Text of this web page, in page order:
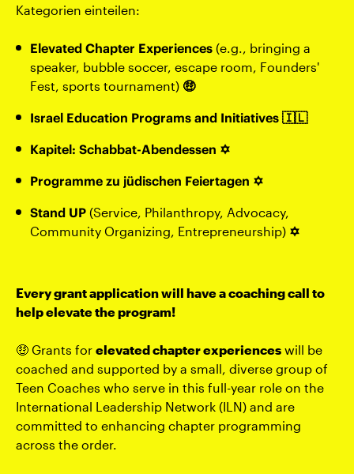
Kategorien einteilen:
Elevated Chapter Experiences (e.g., bringing a
speaker, bubble soccer, escape room, Founders'
Fest, sports tournament) 🤑
Israel Education Programs and Initiatives 🇮🇱
Kapitel: Schabbat-Abendessen ✡️
Programme zu jüdischen Feiertagen ✡️
Stand UP (Service, Philanthropy, Advocacy,
Community Organizing, Entrepreneurship) ✡️
Every grant application will have a coaching call to
help elevate the program!
🤑 Grants for elevated chapter experiences will be
coached and supported by a small, diverse group of
Teen Coaches who serve in this full-year role on the
International Leadership Network (ILN) and are
committed to enhancing chapter programming
across the order.